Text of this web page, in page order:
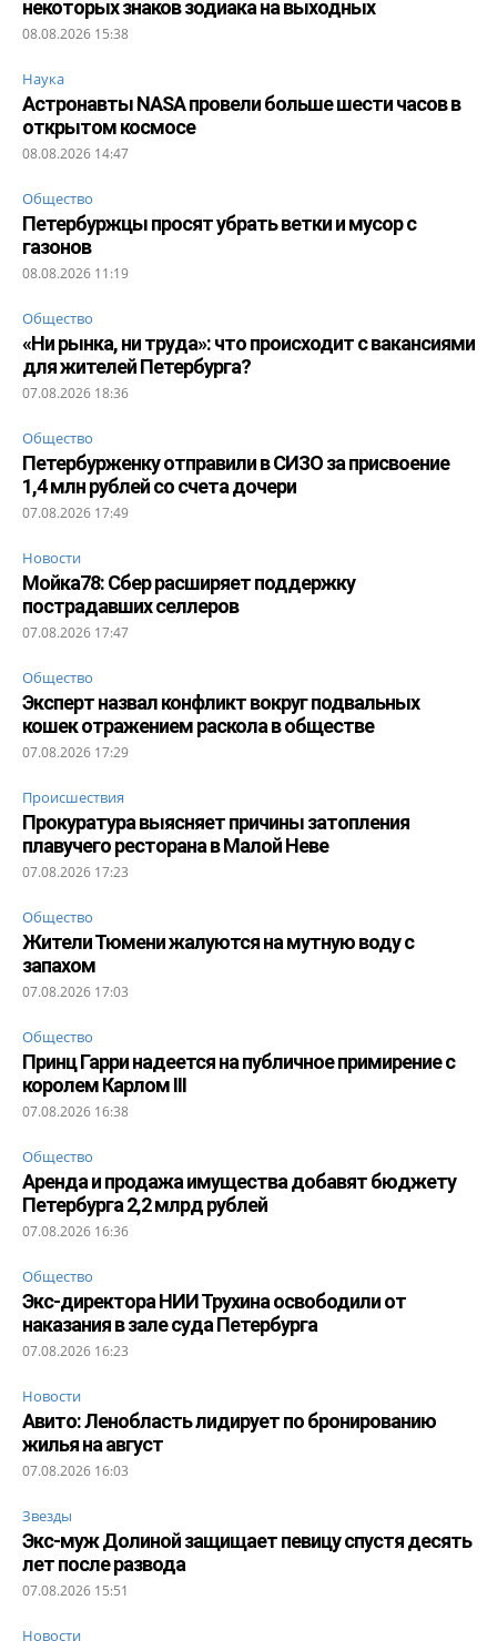
некоторых знаков зодиака на выходных
08.08.2026 15:38
Наука
Астронавты NASA провели больше шести часов в
открытом космосе
08.08.2026 14:47
Общество
Петербуржцы просят убрать ветки и мусор с
газонов
08.08.2026 11:19
Общество
«Ни рынка, ни труда»: что происходит с вакансиями
для жителей Петербурга?
07.08.2026 18:36
Общество
Петербурженку отправили в СИЗО за присвоение
1,4 млн рублей со счета дочери
07.08.2026 17:49
Новости
Мойка78: Сбер расширяет поддержку
пострадавших селлеров
07.08.2026 17:47
Общество
Эксперт назвал конфликт вокруг подвальных
кошек отражением раскола в обществе
07.08.2026 17:29
Происшествия
Прокуратура выясняет причины затопления
плавучего ресторана в Малой Неве
07.08.2026 17:23
Общество
Жители Тюмени жалуются на мутную воду с
запахом
07.08.2026 17:03
Общество
Принц Гарри надеется на публичное примирение с
королем Карлом III
07.08.2026 16:38
Общество
Аренда и продажа имущества добавят бюджету
Петербурга 2,2 млрд рублей
07.08.2026 16:36
Общество
Экс-директора НИИ Трухина освободили от
наказания в зале суда Петербурга
07.08.2026 16:23
Новости
Авито: Ленобласть лидирует по бронированию
жилья на август
07.08.2026 16:03
Звезды
Экс-муж Долиной защищает певицу спустя десять
лет после развода
07.08.2026 15:51
Новости